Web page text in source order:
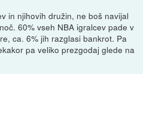
in njihovih družin, ne boš navijal
60% vseh NBA igralcev pade v
ca. 6% jih razglasi bankrot. Pa
pa veliko prezgodaj glede na